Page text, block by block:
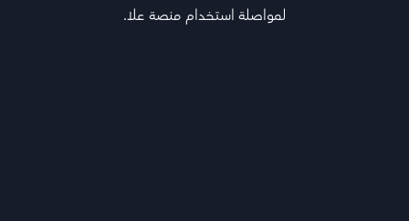
لمواصلة استخدام منصة علا.